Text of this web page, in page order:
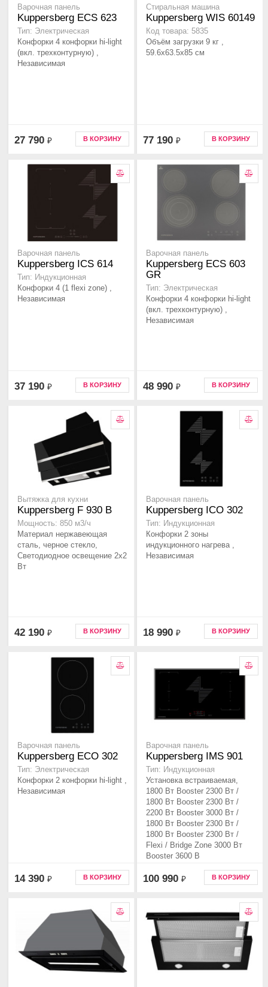
Варочная панель
Kuppersberg ECS 623
Тип: Электрическая
Конфорки 4 конфорки hi-light
(вкл. трехконтурную) ,
Независимая
27 790 ₽ В КОРЗИНУ
Стиральная машина
Kuppersberg WIS 60149
Код товара: 5835
Объём загрузки 9 кг ,
59.6x63.5x85 см
77 190 ₽ В КОРЗИНУ
Варочная панель
Kuppersberg ICS 614
Тип: Индукционная
Конфорки 4 (1 flexi zone) ,
Независимая
37 190 ₽ В КОРЗИНУ
Варочная панель
Kuppersberg ECS 603
GR
Тип: Электрическая
Конфорки 4 конфорки hi-light
(вкл. трехконтурную) ,
Независимая
48 990 ₽ В КОРЗИНУ
Вытяжка для кухни
Kuppersberg F 930 B
Мощность: 850 м3/ч
Материал нержавеющая
сталь, черное стекло,
Светодиодное освещение 2х2
Вт
42 190 ₽ В КОРЗИНУ
Варочная панель
Kuppersberg ICO 302
Тип: Индукционная
Конфорки 2 зоны
индукционного нагрева ,
Независимая
18 990 ₽ В КОРЗИНУ
Варочная панель
Kuppersberg ECO 302
Тип: Электрическая
Конфорки 2 конфорки hi-light ,
Независимая
14 390 ₽ В КОРЗИНУ
Варочная панель
Kuppersberg IMS 901
Тип: Индукционная
Установка встраиваемая,
1800 Вт Booster 2300 Вт /
1800 Вт Booster 2300 Вт /
2200 Вт Booster 3000 Вт /
1800 Вт Booster 2300 Вт /
1800 Вт Booster 2300 Вт /
Flexi / Bridge Zone 3000 Вт
Booster 3600 В
100 990 ₽ В КОРЗИНУ